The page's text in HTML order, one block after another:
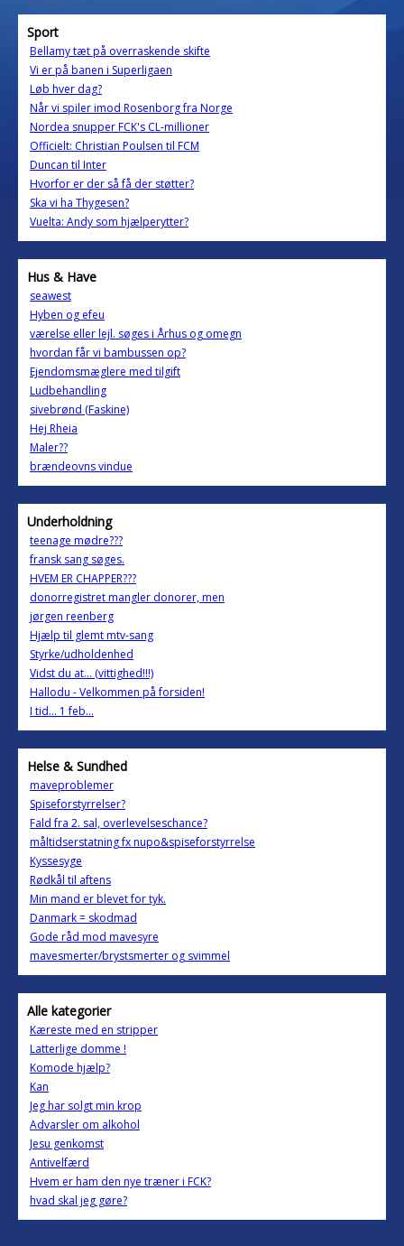
Sport
Bellamy tæt på overraskende skifte
Vi er på banen i Superligaen
Løb hver dag?
Når vi spiler imod Rosenborg fra Norge
Nordea snupper FCK's CL-millioner
Officielt: Christian Poulsen til FCM
Duncan til Inter
Hvorfor er der så få der støtter?
Ska vi ha Thygesen?
Vuelta: Andy som hjælperytter?
Hus & Have
seawest
Hyben og efeu
værelse eller lejl. søges i Århus og omegn
hvordan får vi bambussen op?
Ejendomsmæglere med tilgift
Ludbehandling
sivebrønd (Faskine)
Hej Rheia
Maler??
brændeovns vindue
Underholdning
teenage mødre???
fransk sang søges.
HVEM ER CHAPPER???
donorregistret mangler donorer, men
jørgen reenberg
Hjælp til glemt mtv-sang
Styrke/udholdenhed
Vidst du at... (vittighed!!!)
Hallodu - Velkommen på forsiden!
I tid... 1 feb...
Helse & Sundhed
maveproblemer
Spiseforstyrrelser?
Fald fra 2. sal, overlevelseschance?
måltidserstatning fx nupo&spiseforstyrrelse
Kyssesyge
Rødkål til aftens
Min mand er blevet for tyk.
Danmark = skodmad
Gode råd mod mavesyre
mavesmerter/brystsmerter og svimmel
Alle kategorier
Kæreste med en stripper
Latterlige domme !
Komode hjælp?
Kan
Jeg har solgt min krop
Advarsler om alkohol
Jesu genkomst
Antivelfærd
Hvem er ham den nye træner i FCK?
hvad skal jeg gøre?